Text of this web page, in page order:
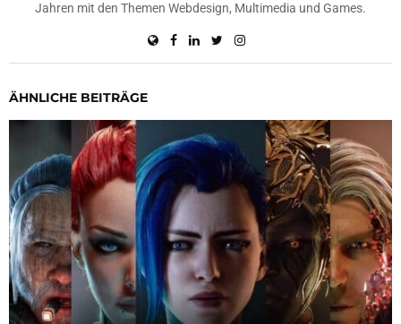
Jahren mit den Themen Webdesign, Multimedia und Games.
ÄHNLICHE BEITRÄGE